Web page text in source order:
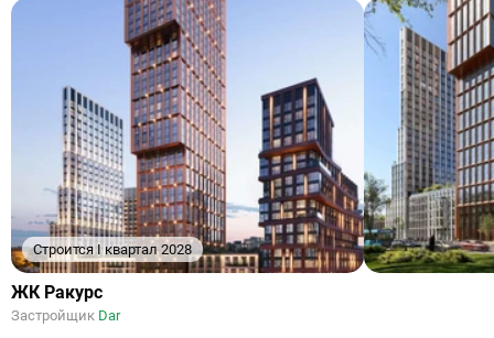
Строится I квартал 2028
ЖК Ракурс
Застройщик Dar